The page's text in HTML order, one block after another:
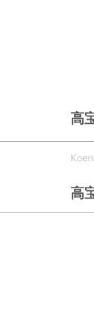
高
高